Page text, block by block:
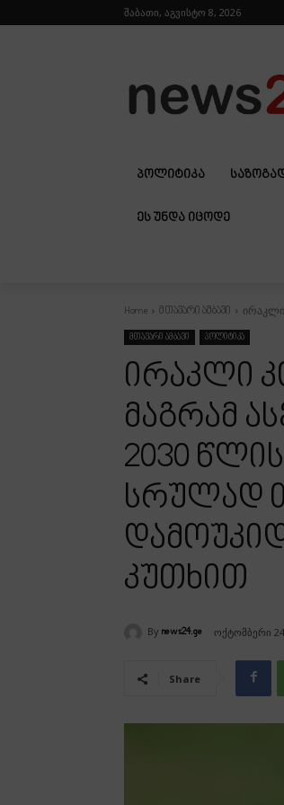
შაბათი, აგვისტო 8, 2026
ᲞᲝᲚᲘᲢᲘᲙᲐ
ᲔᲡ ᲣᲜᲓᲐ ᲘᲪᲝᲓᲔ
Home მთავარი ამბავი ირაკლი
მთავარი ამბავი პოლიტიკა
ირაკლი
მაგრამ
2030
სრულად
კუთხით
By news24.ge ოქტომბერი
Share